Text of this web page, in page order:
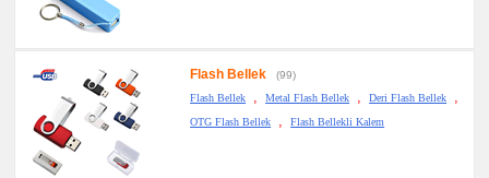
Flash Bellek
(99)
Flash Bellek
Metal Flash Bellek Deri Flash Bellek
OTG Flash Bellek Flash Bellekli Kalem